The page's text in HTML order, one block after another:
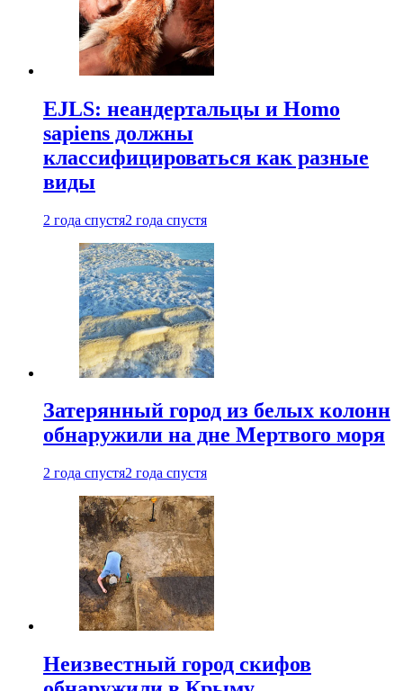
EJLS: неандертальцы и Homo
sapiens должны
классифицироваться как разные
виды
2 года спустя2 года спустя
Затерянный город из белых колонн
обнаружили на дне Мертвого моря
2 года спустя2 года спустя
Неизвестный город скифов